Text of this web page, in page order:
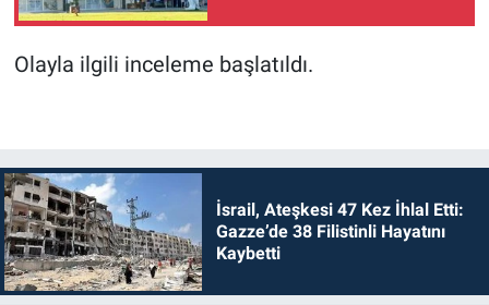
Olayla ilgili inceleme başlatıldı.
İsrail, Ateşkesi 47 Kez İhlal Etti:
Gazze’de 38 Filistinli Hayatını
Kaybetti